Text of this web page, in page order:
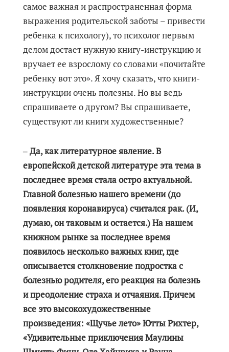
самое важная и распространенная форма
выражения родительской заботы – привести
ребенка к психологу), то психолог первым
делом достает нужную книгу-инструкцию и
вручает ее взрослому со словами «почитайте
ребенку вот это». Я хочу сказать, что книги-
инструкции очень полезны. Но вы ведь
спрашиваете о другом? Вы спрашиваете,
существуют ли книги художественные?
‒ Да, как литературное явление. В
европейской детской литературе эта тема в
последнее время стала остро актуальной.
Главной болезнью нашего времени (до
появления коронавируса) считался рак. (И,
думаю, он таковым и остается.) На нашем
книжном рынке за последнее время
появилось несколько важных книг, где
описывается столкновение подростка с
болезнью родителя, его реакция на болезнь
и преодоление страха и отчаяния. Причем
все это высокохудожественные
произведения: «Щучье лето» Ютты Рихтер,
«Удивительные приключения Маулины